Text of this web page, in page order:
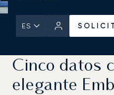
ES
SOLICITAR
Noticias y Perspectivas
Cinco datos
elegante